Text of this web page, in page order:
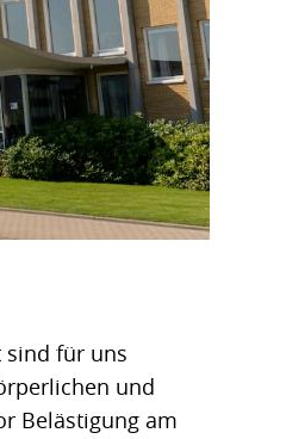
sind für uns
und
Belästigung am